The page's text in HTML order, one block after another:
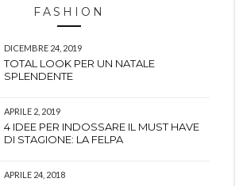
FASHION
DICEMBRE 24, 2019
TOTAL LOOK PER UN NATALE
SPLENDENTE
APRILE 2, 2019
4 IDEE PER INDOSSARE IL MUST HAVE
DI STAGIONE: LA FELPA
APRILE 24, 2018